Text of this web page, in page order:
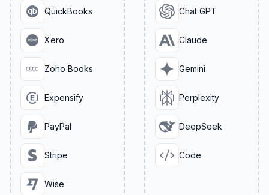
QuickBooks
Xero
Zoho Books
Expensify
PayPal
Stripe
Wise
Chat GPT
Claude
Gemini
Perplexity
DeepSeek
Code